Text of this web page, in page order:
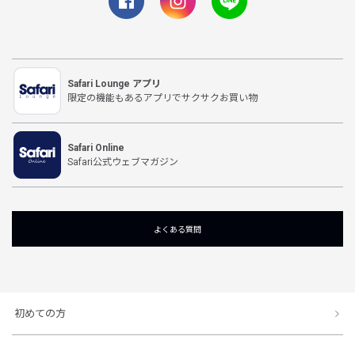
Safari Lounge アプリ
限定の機能もあるアプリでサクサクお買い物
Safari Online
Safari公式ウェブマガジン
よくある質問
初めての方